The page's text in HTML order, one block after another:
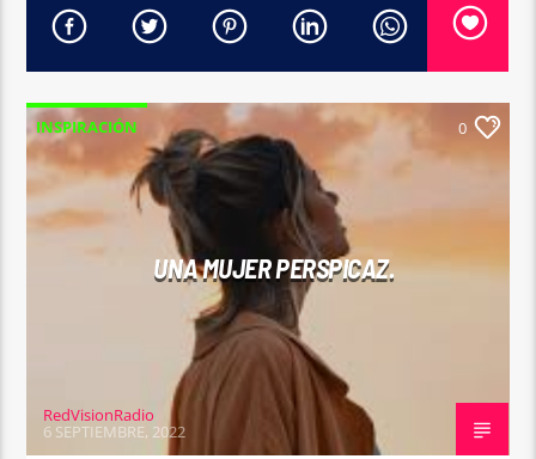
INSPIRACIÓN 0
UNA MUJER PERSPICAZ.
RedVisionRadio
6 SEPTIEMBRE, 2022